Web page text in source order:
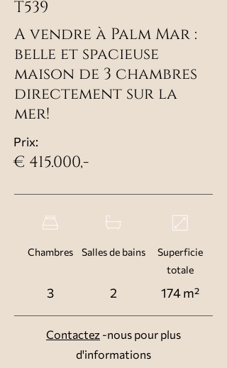
T539
A vendre à Palm Mar :
belle et spacieuse
maison de 3 chambres
directement sur la
mer!
Prix:
€ 415.000,-
Chambres Salles de bains
3 2
Superficie
totale
174 m²
Contactez -nous pour plus
d'informations